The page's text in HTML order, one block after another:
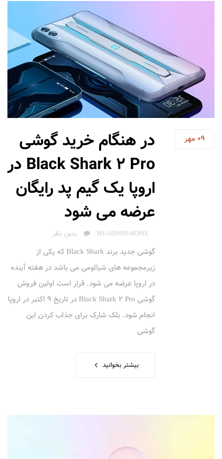
09 مهر
در هنگام خرید گوشی
Black Shark 2 Pro در
اروپا یک گیم پد رایگان
عرضه می شود
AUTHOR
MI-ADMIN-HOME بدون نظر
گوشی جدید برند Black Shark که یکی از
زیرمجموعه های شیائومی می باشد در هفته آینده
در اروپا عرضه می شود. قرار است اولین فروش
گوشی Black Shark 2 Pro در تاریخ 9 اکتبر در اروپا
انجام شود. بلک شارک برای جذاب کردن این
گوشی
بیشتر بخوانید